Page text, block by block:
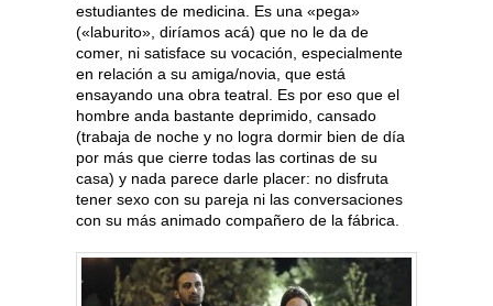
estudiantes de medicina. Es una «pega»
(«laburito», diríamos acá) que no le da de
comer, ni satisface su vocación, especialmente
en relación a su amiga/novia, que está
ensayando una obra teatral. Es por eso que el
hombre anda bastante deprimido, cansado
(trabaja de noche y no logra dormir bien de día
por más que cierre todas las cortinas de su
casa) y nada parece darle placer: no disfruta
tener sexo con su pareja ni las conversaciones
con su más animado compañero de la fábrica.